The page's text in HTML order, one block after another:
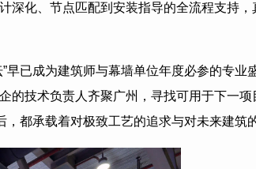
深化、节点匹配到安装指导的全流程支持，
早已成为建筑师与幕墙单位年度必参的专业
的技术负责人齐聚广州，寻找可用于下一项
都承载着对极致工艺的追求与对未来建筑